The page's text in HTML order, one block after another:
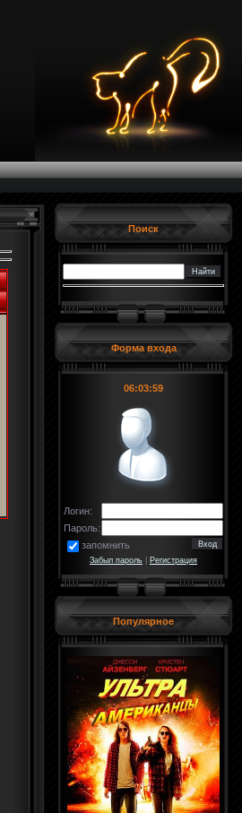
Поиск
Форма входа
06:03:59
Логин:
Пароль:
запомнить
Забыл пароль Регистрация
Популярное